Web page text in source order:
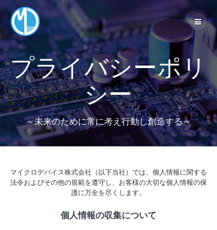
content
プライバシーポリ
シー
～未来のために常に考え行動し創造する～
マイクロデバイス株式会社（以下当社）では、個人情報に関する
法令およびその他の規範を遵守し、お客様の大切な個人情報の保
護に万全を尽くします。
個人情報の収集について